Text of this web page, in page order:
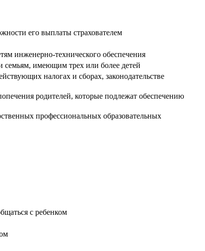
его выплаты страхователем
инженерно-технического обеспечения
семьям, имеющим трех или более детей
налогах и сборах, законодательстве
родителей, которые подлежат обеспечению
профессиональных образовательных
с ребенком